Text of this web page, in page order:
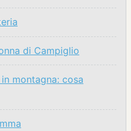
di Campiglio
in montagna: cosa